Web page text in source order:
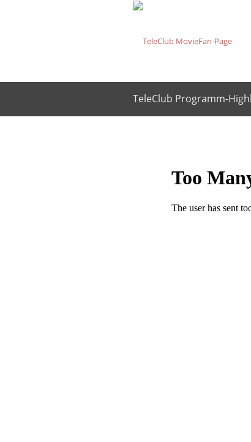
TeleClub Programm-